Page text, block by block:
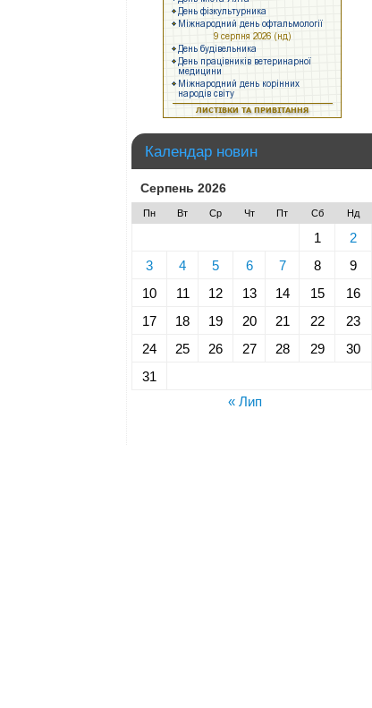
Календар новин
Серпень 2026
Пн Вт Ср Чт Пт Сб Нд
1
2
3
4 5 6 7 8
9
10
11 12 13 14 15
16
17
18 19 20 21 22
23
24
25 26 27 28 29
30
31
« Лип